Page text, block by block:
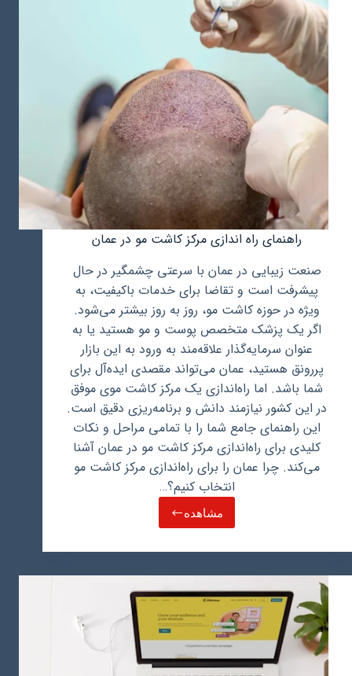
راهنمای راه اندازی مرکز کاشت مو در عمان
صنعت زیبایی در عمان با سرعتی چشمگیر در حال
پیشرفت است و تقاضا برای خدمات باکیفیت، به
ویژه در حوزه کاشت مو، روز به روز بیشتر می‌شود.
اگر یک پزشک متخصص پوست و مو هستید یا به
عنوان سرمایه‌گذار علاقه‌مند به ورود به این بازار
پررونق هستید، عمان می‌تواند مقصدی ایده‌آل برای
شما باشد. اما راه‌اندازی یک مرکز کاشت موی موفق
در این کشور نیازمند دانش و برنامه‌ریزی دقیق است.
این راهنمای جامع شما را با تمامی مراحل و نکات
کلیدی برای راه‌اندازی مرکز کاشت مو در عمان آشنا
می‌کند. چرا عمان را برای راه‌اندازی مرکز کاشت مو
انتخاب کنیم؟…
مشاهدهراهنمای
اندازی
کاشت
مو
عمان